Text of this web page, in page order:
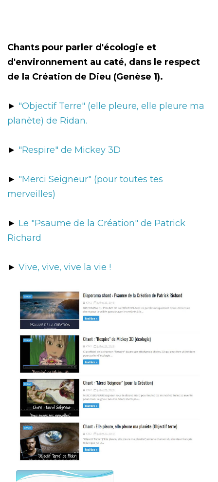
Chants pour parler d'écologie et
d'environnement au caté, dans le respect
de la Création de Dieu (Genèse 1).
► "Objectif Terre" (elle pleure, elle pleure ma
planète) de Ridan.
► "Respire" de Mickey 3D
► "Merci Seigneur" (pour toutes tes
merveilles)
► Le "Psaume de la Création" de Patrick
Richard
► Vive, vive, vive la vie !